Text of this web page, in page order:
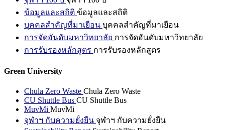
ข้อมูลและสถิติ ข้อมูลและสถิติ
บุคคลสำคัญที่มาเยือน บุคคลสำคัญที่มาเยือน
การจัดอันดับมหาวิทยาลัย การจัดอันดับมหาวิทยาลัย
การรับรองหลักสูตร การรับรองหลักสูตร
Green University
Chula Zero Waste Chula Zero Waste
CU Shuttle Bus CU Shuttle Bus
MuvMi MuvMi
จุฬาฯ กับความยั่งยืน จุฬาฯ กับความยั่งยืน